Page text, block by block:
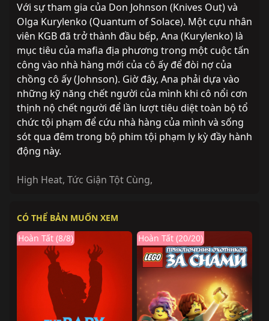
Với sự tham gia của Don Johnson (Knives Out) và
Olga Kurylenko (Quantum of Solace). Một cựu nhân
viên KGB đã trở thành đầu bếp, Ana (Kurylenko) là
mục tiêu của mafia địa phương trong một cuộc tấn
công vào nhà hàng mới của cô ấy để đòi nợ của
chồng cô ấy (Johnson). Giờ đây, Ana phải dựa vào
những kỹ năng chết người của mình khi cô nổi cơn
thịnh nộ chết người để lần lượt tiêu diệt toàn bộ tổ
chức tội phạm để cứu nhà hàng của mình và sống
sót qua đêm trong bộ phim tội phạm ly kỳ đầy hành
động này.
High Heat, Tức Giận Tột Cùng,
CÓ THỂ BẢN MUỐN XEM
Hoàn Tất (8/8) Hoàn Tất (20/20)